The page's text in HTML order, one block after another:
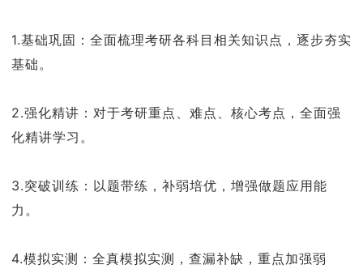
1.基础巩固：全面梳理考研各科目相关知识点，逐步夯实
基础。
2.强化精讲：对于考研重点、难点、核心考点，全面强
化精讲学习。
3.突破训练：以题带练，补弱培优，增强做题应用能
力。
4.模拟实测：全真模拟实测，查漏补缺，重点加强弱